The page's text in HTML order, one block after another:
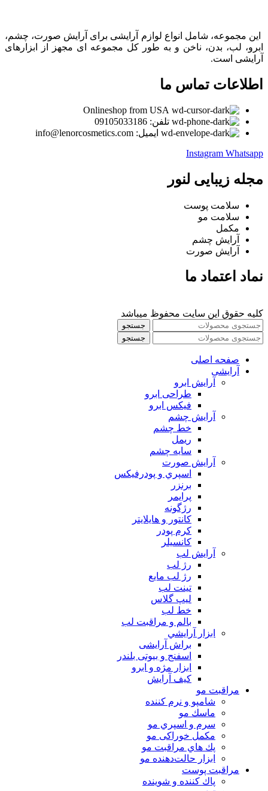
این مجموعه، شامل انواع لوازم آرایشی برای آرایش صورت، چشم،
ابرو، لب، بدن، ناخن و به طور کل مجموعه ای مجهز از ابزارهای
آرایشی است.
اطلاعات تماس ما
Onlineshop from USA
تلفن: 09105033186
ایمیل: info@lenorcosmetics.com
Instagram Whatsapp
مجله زیبایی لنور
سلامت پوست
سلامت مو
مکمل
آرایش چشم
آرایش صورت
نماد اعتماد ما
کلیه حقوق این سایت محفوظ میباشد
جستجو
جستجو
صفحه اصلی
آرایشی
آرايش ابرو
طراحی ابرو
فیکس ابرو
آرايش چشم
خط چشم
ريمل
سايه چشم
آرايش صورت
اسپري و پودرفيكس
برنزر
پرايمر
رژگونه
كانتور و هايلايتر
كرم پودر
كانسيلر
آرايش لب
رژ لب
رژ لب مایع
تینت لب
لیپ گلاس
خط لب
بالم و مراقبت لب
ابزار آرايشي
براش آرایشی
اسفنج و بیوتی بلندر
ابزار مژه و ابرو
کیف آرایش
مراقبت مو
شامپو و نرم كننده
ماسك مو
سرم و اسپري مو
مكمل خوراكی مو
پك هاي مراقبت مو
ابزار حالت‌دهنده مو
مراقبت پوست
پاك كننده و شوينده